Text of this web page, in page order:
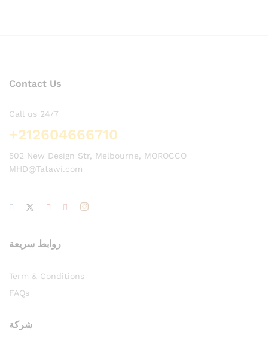
Contact Us
Call us 24/7
+212604666710
502 New Design Str, Melbourne, MOROCCO
MHD@Tatawi.com
روابط سريعة
Term & Conditions
FAQs
شركة